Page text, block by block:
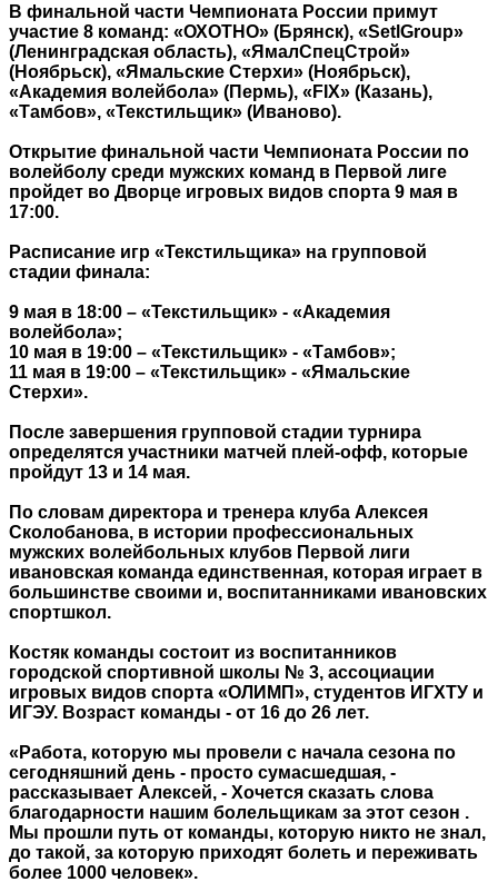
В финальной части Чемпионата России примут
участие 8 команд: «ОХОТНО» (Брянск), «SetlGroup»
(Ленинградская область), «ЯмалСпецСтрой»
(Ноябрьск), «Ямальские Стерхи» (Ноябрьск),
«Академия волейбола» (Пермь), «FIX» (Казань),
«Тамбов», «Текстильщик» (Иваново).
Открытие финальной части Чемпионата России по
волейболу среди мужских команд в Первой лиге
пройдет во Дворце игровых видов спорта 9 мая в
17:00.
Расписание игр «Текстильщика» на групповой
стадии финала:
9 мая в 18:00 – «Текстильщик» - «Академия
волейбола»;
10 мая в 19:00 – «Текстильщик» - «Тамбов»;
11 мая в 19:00 – «Текстильщик» - «Ямальские
Стерхи».
После завершения групповой стадии турнира
определятся участники матчей плей-офф, которые
пройдут 13 и 14 мая.
По словам директора и тренера клуба Алексея
Сколобанова, в истории профессиональных
мужских волейбольных клубов Первой лиги
ивановская команда единственная, которая играет в
большинстве своими и, воспитанниками ивановских
спортшкол.
Костяк команды состоит из воспитанников
городской спортивной школы № 3, ассоциации
игровых видов спорта «ОЛИМП», студентов ИГХТУ и
ИГЭУ. Возраст команды - от 16 до 26 лет.
«Работа, которую мы провели с начала сезона по
сегодняшний день - просто сумасшедшая, -
рассказывает Алексей, - Хочется сказать слова
благодарности нашим болельщикам за этот сезон .
Мы прошли путь от команды, которую никто не знал,
до такой, за которую приходят болеть и переживать
более 1000 человек».